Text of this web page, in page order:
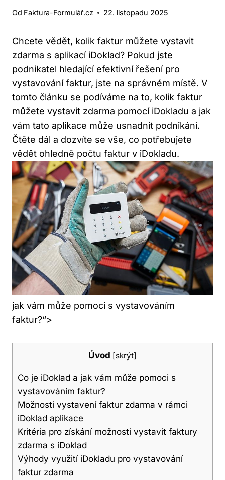
Od Faktura-Formulář.cz 22. listopadu 2025
Chcete vědět, kolik faktur můžete vystavit
zdarma s aplikací iDoklad? Pokud jste
podnikatel hledající efektivní řešení pro
vystavování faktur, jste na správném místě. V
tomto článku se podíváme na to, kolik faktur
můžete vystavit zdarma pomocí iDokladu a jak
vám tato aplikace může usnadnit podnikání.
Čtěte dál a dozvíte se vše, co potřebujete
vědět ohledně počtu faktur v iDokladu.
jak vám může pomoci s vystavováním
faktur?“>
Úvod [skrýt]
Co je iDoklad a jak vám může pomoci s
vystavováním faktur?
Možnosti vystavení faktur zdarma v rámci
iDoklad aplikace
Kritéria pro získání možnosti vystavit faktury
zdarma s iDoklad
Výhody využití iDokladu pro vystavování
faktur zdarma